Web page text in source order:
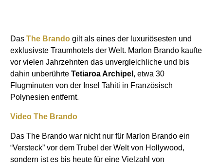
Das The Brando gilt als eines der luxuriösesten und
exklusivste Traumhotels der Welt. Marlon Brando kaufte
vor vielen Jahrzehnten das unvergleichliche und bis
dahin unberührte Tetiaroa Archipel , etwa 30
Flugminuten von der Insel Tahiti in Französisch
Polynesien entfernt.
Video The Brando
Das The Brando war nicht nur für Marlon Brando ein
“Versteck” vor dem Trubel der Welt von Hollywood,
sondern ist es bis heute für eine Vielzahl von